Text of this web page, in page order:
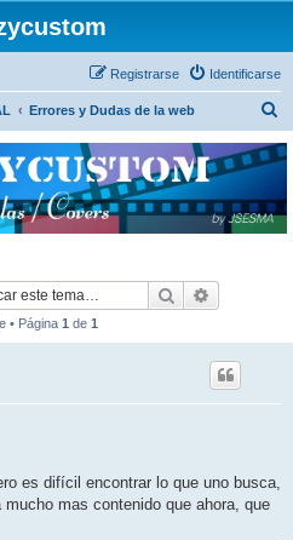
Identificarse
Registrarse
Errores y Dudas de la web
c
Buscar
• Página 1 de 1
es difícil encontrar lo que uno busca,
mas contenido que ahora, que